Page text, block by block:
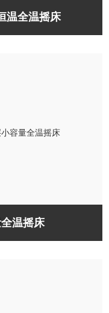
温全温摇床
温摇床